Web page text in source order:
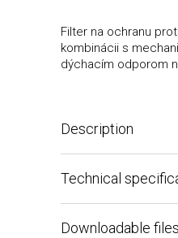
Filter na ochranu proti
kombinácii s
dýchacím odporom
Description
Technical
Downloadable files